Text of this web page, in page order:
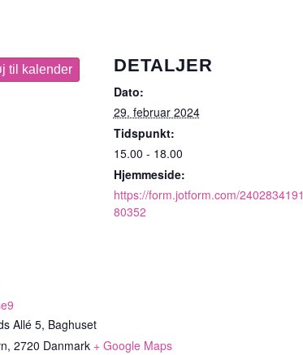
til kalender DETALJER
Dato:
29. februar 2024
Tidspunkt:
15.00 - 18.00
Hjemmeside:
https://form.jotform.com/2402834191
80352
Allé 5, Baghuset
, 2720 Danmark + Google Maps